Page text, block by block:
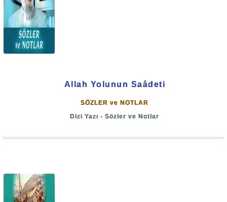
kaldırmaya gücü yetmeyecektir.
“Öyle bir günden korkun ki, o günde hepiniz Allah’a
döndürülürsünüz. Sonra herkese kazandıkları
Allah'a emanet olunuz.
Allah Yolunun Saâdeti
SÖZLER ve NOTLAR
Dizi Yazı - Sözler ve Notlar